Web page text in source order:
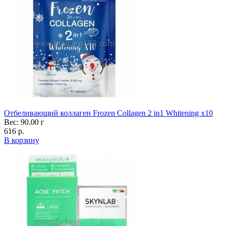
Отбеливающий коллаген Frozen Collagen 2 in1 Whitening x10
Вес: 90.00 г
616 р.
В корзину